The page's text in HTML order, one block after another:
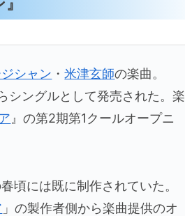
シャン ・米津玄師の楽曲。
シングルとして発売された。楽
』の第2期第1クールオープニ
頃には既に制作されていた。
」の製作者側から楽曲提供のオ